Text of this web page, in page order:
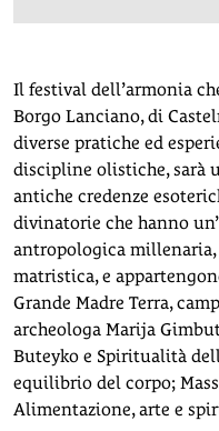
Il festival dell’armonia
Borgo Lanciano, di
diverse pratiche ed
discipline olistiche, sarà
antiche credenze
divinatorie che hanno
antropologica
matristica, e
Grande Madre Terra,
archeologa Marija
Buteyko e Spiritualità
equilibrio del corpo;
Alimentazione, arte e